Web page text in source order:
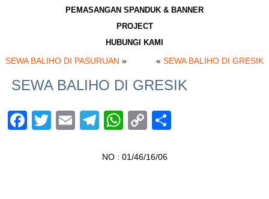
PEMASANGAN SPANDUK & BANNER
PROJECT
HUBUNGI KAMI
SEWA BALIHO DI PASURUAN » « SEWA BALIHO DI GRESIK
SEWA BALIHO DI GRESIK
Facebook
Twitter
EmailTelegram
WhatsApp
Copy
Link
NO : 01/46/16/06